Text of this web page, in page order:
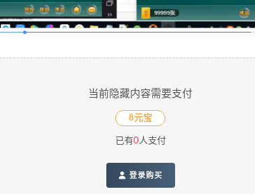
当前隐藏内容需要支付
8元宝
已有0人支付
登录购买